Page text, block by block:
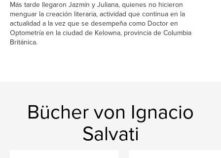
Más tarde llegaron Jazmín y Juliana, quienes no hicieron
menguar la creación literaria, actividad que continua en la
actualidad a la vez que se desempeña como Doctor en
Optometría en la ciudad de Kelowna, provincia de Columbia
Británica.
Bücher von Ignacio
Salvati